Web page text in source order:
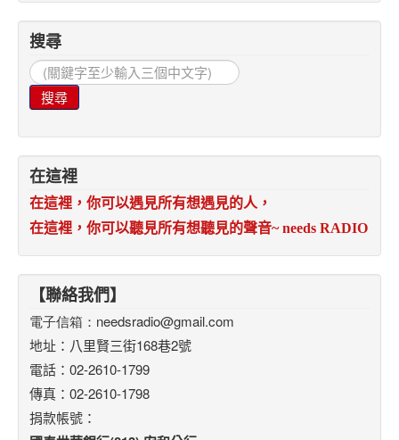
搜尋
搜
尋...
搜尋
在這裡
在這裡，你可以遇見所有想遇見的人，
在這裡，你可以聽見所有想聽見的聲音~ needs RADIO
【聯絡我們】
電子信箱： needsradio@gmail.com
地址：八里賢三街168巷2號
電話：02-2610-1799
傳真：02-2610-1798
捐款帳號：